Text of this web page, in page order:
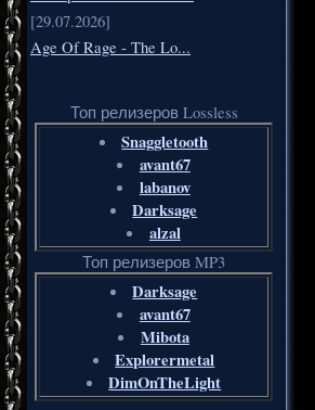
[29.07.2026]
Age Of Rage - The Lo...
Топ релизеров Lossless
Snaggletooth
avant67
labanov
Darksage
alzal
Топ релизеров MP3
Darksage
avant67
Mibota
Explorermetal
DimOnTheLight